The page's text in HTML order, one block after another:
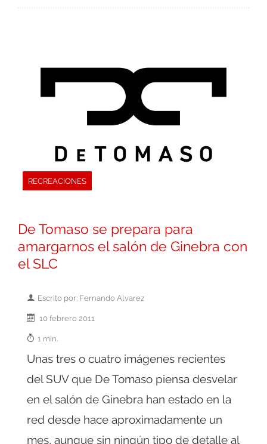
RECREACIONES
De Tomaso se prepara para
amargarnos el salón de Ginebra con
el SLC
Escrito por: Fernando Alvarez
10 febrero 2011
1 min.
Unas tres o cuatro imágenes recientes
del SUV que De Tomaso piensa desvelar
en el salón de Ginebra han estado en la
red desde hace aproximadamente un
mes, aunque sin ningún tipo de detalle al